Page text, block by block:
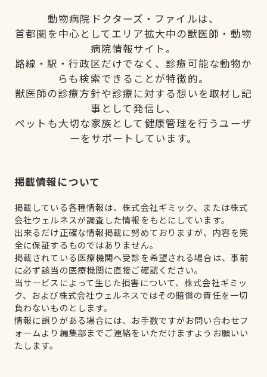
動物病院ドクターズ・ファイルは、
首都圏を中心としてエリア拡大中の獣医師・動物
病院情報サイト。
路線・駅・行政区だけでなく、診療可能な動物か
らも検索できることが特徴的。
獣医師の診療方針や診療に対する想いを取材し記
事として発信し、
ペットも大切な家族として健康管理を行うユーザ
ーをサポートしています。
掲載情報について
掲載している各種情報は、株式会社ギミック、または株式
会社ウェルネスが調査した情報をもとにしています。
出来るだけ正確な情報掲載に努めておりますが、内容を完
全に保証するものではありません。
掲載されている医療機関へ受診を希望される場合は、事前
に必ず該当の医療機関に直接ご確認ください。
当サービスによって生じた損害について、株式会社ギミッ
ク、および株式会社ウェルネスではその賠償の責任を一切
負わないものとします。
情報に誤りがある場合には、お手数ですがお問い合わせフ
ォームより編集部までご連絡をいただけますようお願いい
たします。